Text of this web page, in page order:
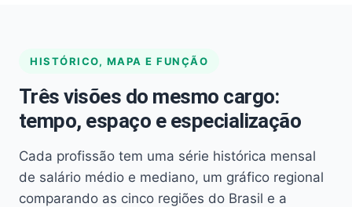
HISTÓRICO, MAPA E FUNÇÃO
Três visões do mesmo cargo:
tempo, espaço e especialização
Cada profissão tem uma série histórica mensal
de salário médio e mediano, um gráfico regional
comparando as cinco regiões do Brasil e a